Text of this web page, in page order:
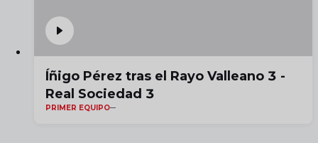
Íñigo Pérez tras el Rayo Valleano 3 -
Real Sociedad 3
PRIMER EQUIPO